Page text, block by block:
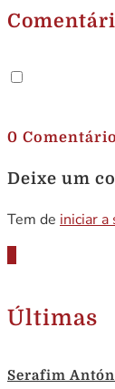
0
Deixe um
Tem de iniciar a
Últimas
Serafim